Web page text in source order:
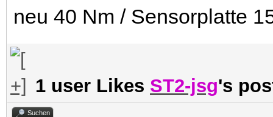
neu 40 Nm / Sensorplatte
1 user Likes ST2-jsg's
Suchen